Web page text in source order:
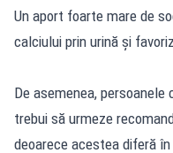
Un aport foarte mare de
calciului prin urină și
De asemenea,
trebui să urmeze
deoarece acestea diferă